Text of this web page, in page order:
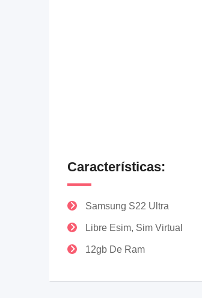
Características:
Samsung S22 Ultra
Libre Esim, Sim Virtual
12gb De Ram